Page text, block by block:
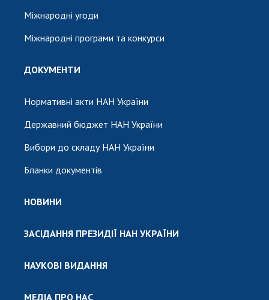
Міжнародні угоди
Міжнародні програми та конкурси
ДОКУМЕНТИ
Нормативні акти НАН України
Державний бюджет НАН України
Вибори до складу НАН України
Бланки документів
НОВИНИ
ЗАСІДАННЯ ПРЕЗИДІЇ НАН УКРАЇНИ
НАУКОВІ ВИДАННЯ
МЕДІА ПРО НАС